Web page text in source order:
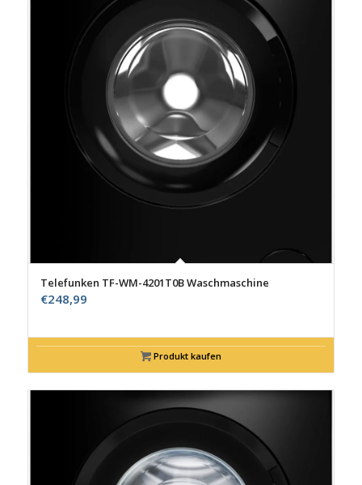
Telefunken TF-WM-4201T0B Waschmaschine
€248,99
Produkt kaufen